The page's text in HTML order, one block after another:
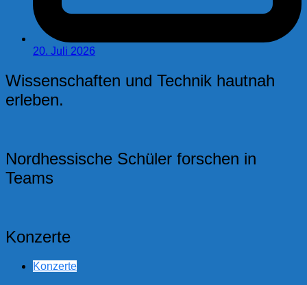
20. Juli 2026
Wissenschaften und Technik hautnah
erleben.
Nordhessische Schüler forschen in
Teams
Konzerte
Konzerte